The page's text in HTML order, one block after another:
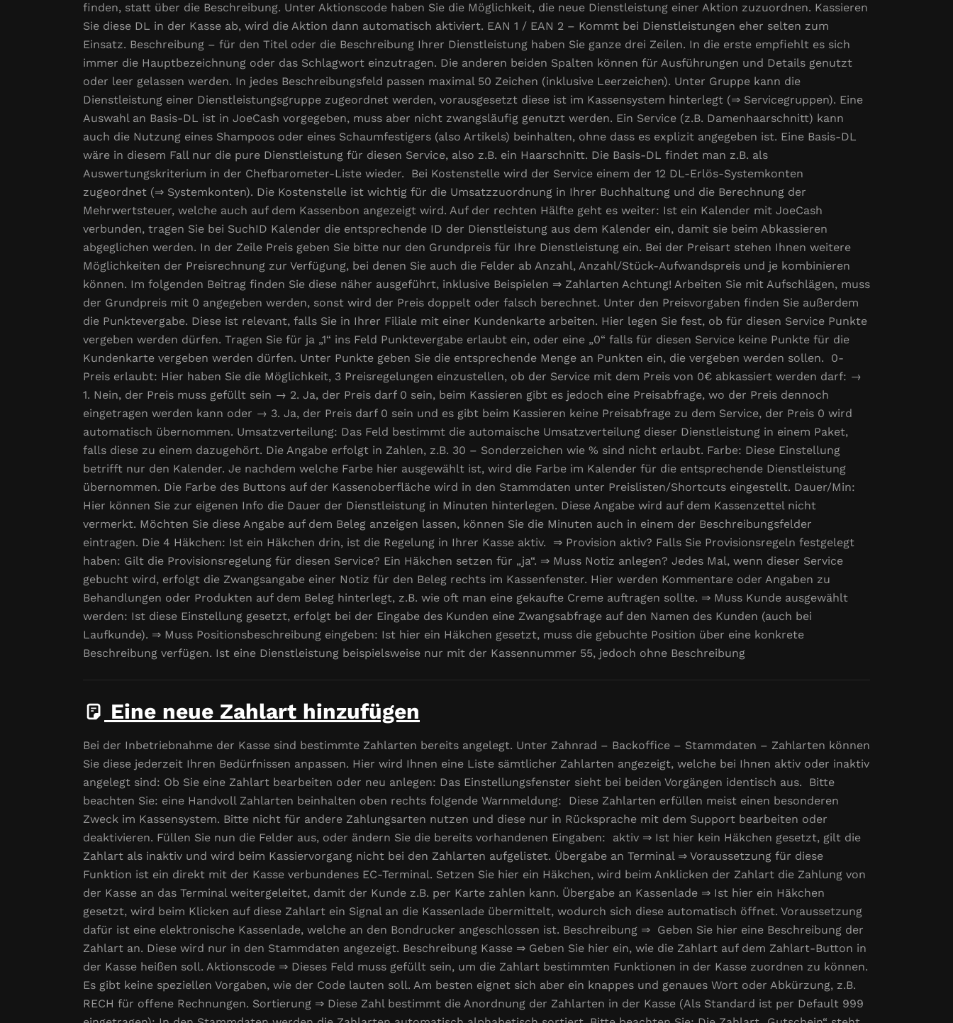
finden, statt über die Beschreibung. Unter Aktionscode haben Sie die Möglichkeit, die neue Dienstleistung einer Aktion zuzuordnen. Kassieren
Sie diese DL in der Kasse ab, wird die Aktion dann automatisch aktiviert. EAN 1 / EAN 2 – Kommt bei Dienstleistungen eher selten zum
Einsatz. Beschreibung – für den Titel oder die Beschreibung Ihrer Dienstleistung haben Sie ganze drei Zeilen. In die erste empfiehlt es sich
immer die Hauptbezeichnung oder das Schlagwort einzutragen. Die anderen beiden Spalten können für Ausführungen und Details genutzt
oder leer gelassen werden. In jedes Beschreibungsfeld passen maximal 50 Zeichen (inklusive Leerzeichen). Unter Gruppe kann die
Dienstleistung einer Dienstleistungsgruppe zugeordnet werden, vorausgesetzt diese ist im Kassensystem hinterlegt (⇒ Servicegruppen). Eine
Auswahl an Basis-DL ist in JoeCash vorgegeben, muss aber nicht zwangsläufig genutzt werden. Ein Service (z.B. Damenhaarschnitt) kann
auch die Nutzung eines Shampoos oder eines Schaumfestigers (also Artikels) beinhalten, ohne dass es explizit angegeben ist. Eine Basis-DL
wäre in diesem Fall nur die pure Dienstleistung für diesen Service, also z.B. ein Haarschnitt. Die Basis-DL findet man z.B. als
Auswertungskriterium in der Chefbarometer-Liste wieder. Bei Kostenstelle wird der Service einem der 12 DL-Erlös-Systemkonten
zugeordnet (⇒ Systemkonten). Die Kostenstelle ist wichtig für die Umsatzzuordnung in Ihrer Buchhaltung und die Berechnung der
Mehrwertsteuer, welche auch auf dem Kassenbon angezeigt wird. Auf der rechten Hälfte geht es weiter: Ist ein Kalender mit JoeCash
verbunden, tragen Sie bei SuchID Kalender die entsprechende ID der Dienstleistung aus dem Kalender ein, damit sie beim Abkassieren
abgeglichen werden. In der Zeile Preis geben Sie bitte nur den Grundpreis für Ihre Dienstleistung ein. Bei der Preisart stehen Ihnen weitere
Möglichkeiten der Preisrechnung zur Verfügung, bei denen Sie auch die Felder ab Anzahl, Anzahl/Stück-Aufwandspreis und je kombinieren
können. Im folgenden Beitrag finden Sie diese näher ausgeführt, inklusive Beispielen ⇒ Zahlarten Achtung! Arbeiten Sie mit Aufschlägen, muss
der Grundpreis mit 0 angegeben werden, sonst wird der Preis doppelt oder falsch berechnet. Unter den Preisvorgaben finden Sie außerdem
die Punktevergabe. Diese ist relevant, falls Sie in Ihrer Filiale mit einer Kundenkarte arbeiten. Hier legen Sie fest, ob für diesen Service Punkte
vergeben werden dürfen. Tragen Sie für ja „1“ ins Feld Punktevergabe erlaubt ein, oder eine „0“ falls für diesen Service keine Punkte für die
Kundenkarte vergeben werden dürfen. Unter Punkte geben Sie die entsprechende Menge an Punkten ein, die vergeben werden sollen. 0-
Preis erlaubt: Hier haben Sie die Möglichkeit, 3 Preisregelungen einzustellen, ob der Service mit dem Preis von 0€ abkassiert werden darf: →
1. Nein, der Preis muss gefüllt sein → 2. Ja, der Preis darf 0 sein, beim Kassieren gibt es jedoch eine Preisabfrage, wo der Preis dennoch
eingetragen werden kann oder → 3. Ja, der Preis darf 0 sein und es gibt beim Kassieren keine Preisabfrage zu dem Service, der Preis 0 wird
automatisch übernommen. Umsatzverteilung: Das Feld bestimmt die automaische Umsatzverteilung dieser Dienstleistung in einem Paket,
falls diese zu einem dazugehört. Die Angabe erfolgt in Zahlen, z.B. 30 – Sonderzeichen wie % sind nicht erlaubt. Farbe: Diese Einstellung
betrifft nur den Kalender. Je nachdem welche Farbe hier ausgewählt ist, wird die Farbe im Kalender für die entsprechende Dienstleistung
übernommen. Die Farbe des Buttons auf der Kassenoberfläche wird in den Stammdaten unter Preislisten/Shortcuts eingestellt. Dauer/Min:
Hier können Sie zur eigenen Info die Dauer der Dienstleistung in Minuten hinterlegen. Diese Angabe wird auf dem Kassenzettel nicht
vermerkt. Möchten Sie diese Angabe auf dem Beleg anzeigen lassen, können Sie die Minuten auch in einem der Beschreibungsfelder
eintragen. Die 4 Häkchen: Ist ein Häkchen drin, ist die Regelung in Ihrer Kasse aktiv. ⇒ Provision aktiv? Falls Sie Provisionsregeln festgelegt
haben: Gilt die Provisionsregelung für diesen Service? Ein Häkchen setzen für „ja“. ⇒ Muss Notiz anlegen? Jedes Mal, wenn dieser Service
gebucht wird, erfolgt die Zwangsangabe einer Notiz für den Beleg rechts im Kassenfenster. Hier werden Kommentare oder Angaben zu
Behandlungen oder Produkten auf dem Beleg hinterlegt, z.B. wie oft man eine gekaufte Creme auftragen sollte. ⇒ Muss Kunde ausgewählt
werden: Ist diese Einstellung gesetzt, erfolgt bei der Eingabe des Kunden eine Zwangsabfrage auf den Namen des Kunden (auch bei
Laufkunde). ⇒ Muss Positionsbeschreibung eingeben: Ist hier ein Häkchen gesetzt, muss die gebuchte Position über eine konkrete
Beschreibung verfügen. Ist eine Dienstleistung beispielsweise nur mit der Kassennummer 55, jedoch ohne Beschreibung
Eine neue Zahlart hinzufügen
Bei der Inbetriebnahme der Kasse sind bestimmte Zahlarten bereits angelegt. Unter Zahnrad – Backoffice – Stammdaten – Zahlarten können
Sie diese jederzeit Ihren Bedürfnissen anpassen. Hier wird Ihnen eine Liste sämtlicher Zahlarten angezeigt, welche bei Ihnen aktiv oder inaktiv
angelegt sind: Ob Sie eine Zahlart bearbeiten oder neu anlegen: Das Einstellungsfenster sieht bei beiden Vorgängen identisch aus. Bitte
beachten Sie: eine Handvoll Zahlarten beinhalten oben rechts folgende Warnmeldung: Diese Zahlarten erfüllen meist einen besonderen
Zweck im Kassensystem. Bitte nicht für andere Zahlungsarten nutzen und diese nur in Rücksprache mit dem Support bearbeiten oder
deaktivieren. Füllen Sie nun die Felder aus, oder ändern Sie die bereits vorhandenen Eingaben: aktiv ⇒ Ist hier kein Häkchen gesetzt, gilt die
Zahlart als inaktiv und wird beim Kassiervorgang nicht bei den Zahlarten aufgelistet. Übergabe an Terminal ⇒ Voraussetzung für diese
Funktion ist ein direkt mit der Kasse verbundenes EC-Terminal. Setzen Sie hier ein Häkchen, wird beim Anklicken der Zahlart die Zahlung von
der Kasse an das Terminal weitergeleitet, damit der Kunde z.B. per Karte zahlen kann. Übergabe an Kassenlade ⇒ Ist hier ein Häkchen
gesetzt, wird beim Klicken auf diese Zahlart ein Signal an die Kassenlade übermittelt, wodurch sich diese automatisch öffnet. Voraussetzung
dafür ist eine elektronische Kassenlade, welche an den Bondrucker angeschlossen ist. Beschreibung ⇒ Geben Sie hier eine Beschreibung der
Zahlart an. Diese wird nur in den Stammdaten angezeigt. Beschreibung Kasse ⇒ Geben Sie hier ein, wie die Zahlart auf dem Zahlart-Button in
der Kasse heißen soll. Aktionscode ⇒ Dieses Feld muss gefüllt sein, um die Zahlart bestimmten Funktionen in der Kasse zuordnen zu können.
Es gibt keine speziellen Vorgaben, wie der Code lauten soll. Am besten eignet sich aber ein knappes und genaues Wort oder Abkürzung, z.B.
RECH für offene Rechnungen. Sortierung ⇒ Diese Zahl bestimmt die Anordnung der Zahlarten in der Kasse (Als Standard ist per Default 999